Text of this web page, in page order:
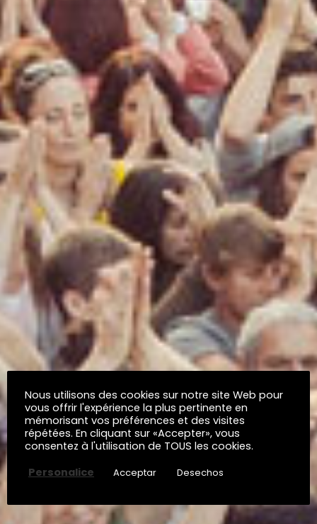
Nous utilisons des cookies sur notre site Web pour
vous offrir l'expérience la plus pertinente en
mémorisant vos préférences et des visites
répétées. En cliquant sur «Accepter», vous
consentez à l'utilisation de TOUS les cookies.
Personalice
Acceptar Desechos